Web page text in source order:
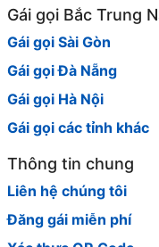
đều được tuyển
chuẩn về ngoại
mang lại trải
Đa dạng lựa chọn
trung, năng động
hợp mọi sở
Tiện lợi, linh hoạt:
dàng gặp gỡ, liên
chóng, không cần
Bảo mật, riêng tư
gọi đều được
Gái gọi Bắc Trung
Gái gọi Sài Gòn
Gái gọi Đà Nẵng
Gái gọi Hà Nội
Gái gọi các tỉnh khác
Thông tin chung
Liên hệ chúng tôi
Đăng gái miễn phí